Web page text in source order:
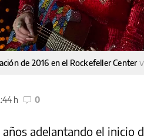
de 2016 en el Rockefeller Center
h 0
adelantando el inicio